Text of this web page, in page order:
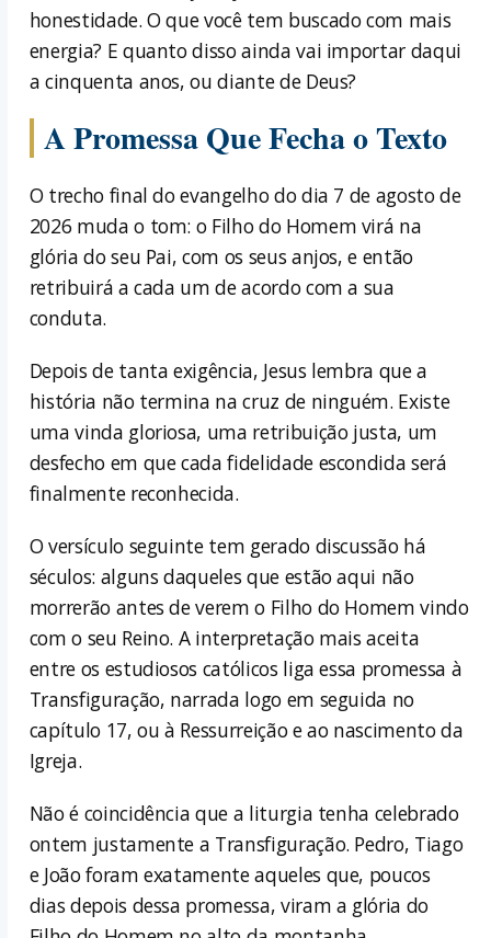
honestidade. O que você tem buscado com mais
energia? E quanto disso ainda vai importar daqui
a cinquenta anos, ou diante de Deus?
A Promessa Que Fecha o Texto
O trecho final do evangelho do dia 7 de agosto de
2026 muda o tom: o Filho do Homem virá na
glória do seu Pai, com os seus anjos, e então
retribuirá a cada um de acordo com a sua
conduta.
Depois de tanta exigência, Jesus lembra que a
história não termina na cruz de ninguém. Existe
uma vinda gloriosa, uma retribuição justa, um
desfecho em que cada fidelidade escondida será
finalmente reconhecida.
O versículo seguinte tem gerado discussão há
séculos: alguns daqueles que estão aqui não
morrerão antes de verem o Filho do Homem vindo
com o seu Reino. A interpretação mais aceita
entre os estudiosos católicos liga essa promessa à
Transfiguração, narrada logo em seguida no
capítulo 17, ou à Ressurreição e ao nascimento da
Igreja.
Não é coincidência que a liturgia tenha celebrado
ontem justamente a Transfiguração. Pedro, Tiago
e João foram exatamente aqueles que, poucos
dias depois dessa promessa, viram a glória do